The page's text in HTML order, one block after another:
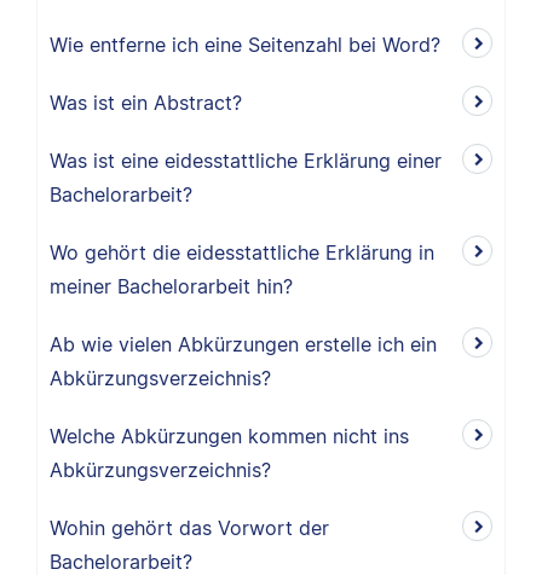
Wie entferne ich eine Seitenzahl bei Word?
Was ist ein Abstract?
Was ist eine eidesstattliche Erklärung einer
Bachelorarbeit?
Wo gehört die eidesstattliche Erklärung in
meiner Bachelorarbeit hin?
Ab wie vielen Abkürzungen erstelle ich ein
Abkürzungsverzeichnis?
Welche Abkürzungen kommen nicht ins
Abkürzungsverzeichnis?
Wohin gehört das Vorwort der
Bachelorarbeit?